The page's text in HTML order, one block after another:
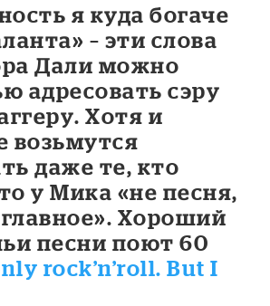
я куда богаче
– эти слова
Дали можно
адресовать сэру
Хотя и
возьмутся
даже те, кто
у Мика «не песня,
главное». Хороший
песни поют 60
rock’n’roll. But I